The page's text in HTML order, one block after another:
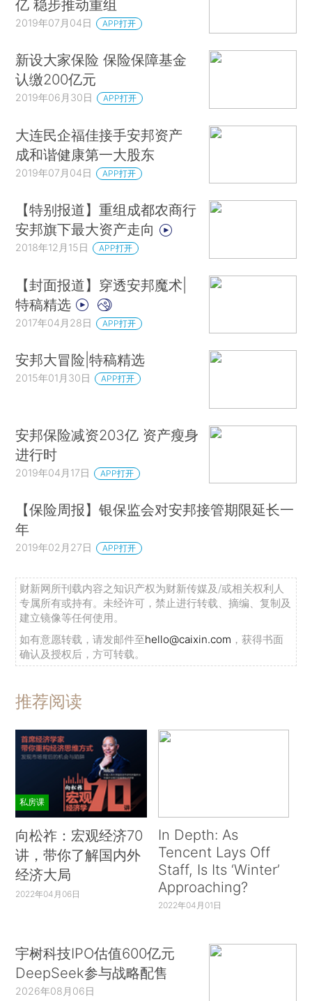
亿 稳步推动重组
2019年07月04日 APP打开
新设大家保险 保险保障基金
认缴200亿元
2019年06月30日 APP打开
大连民企福佳接手安邦资产
成和谐健康第一大股东
2019年07月04日 APP打开
【特别报道】重组成都农商行
安邦旗下最大资产走向
2018年12月15日 APP打开
【封面报道】穿透安邦魔术|
特稿精选
2017年04月28日 APP打开
安邦大冒险|特稿精选
2015年01月30日 APP打开
安邦保险减资203亿 资产瘦身
进行时
2019年04月17日 APP打开
【保险周报】银保监会对安邦接管期限延长一
年
2019年02月27日 APP打开
财新网所刊载内容之知识产权为财新传媒及/或相关权利人
专属所有或持有。未经许可，禁止进行转载、摘编、复制及
建立镜像等任何使用。
如有意愿转载，请发邮件至hello@caixin.com ，获得书面
确认及授权后，方可转载。
推荐阅读
私房课
向松祚：宏观经济70
讲，带你了解国内外
经济大局
2022年04月06日
In Depth: As
Tencent Lays Off
Staff, Is Its ‘Winter’
Approaching?
2022年04月01日
宇树科技IPO估值600亿元
DeepSeek参与战略配售
2026年08月06日